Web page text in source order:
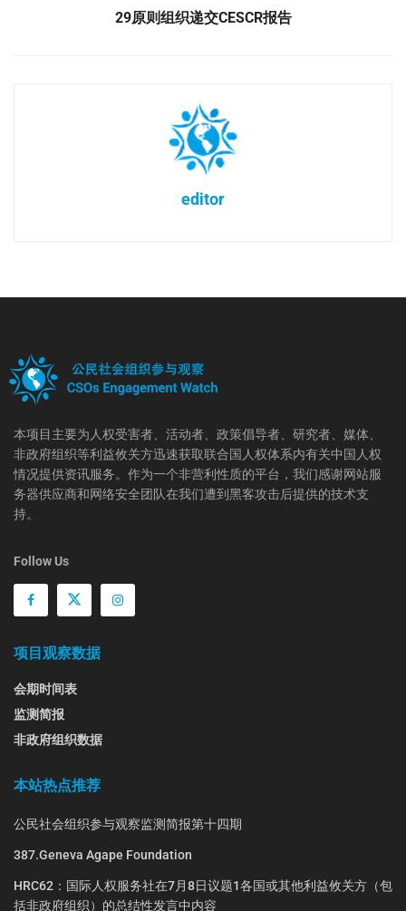
29原则组织递交CESCR报告
editor
本项目主要为人权受害者、活动者、政策倡导者、研究者、媒体、
非政府组织等利益攸关方迅速获取联合国人权体系内有关中国人权
情况提供资讯服务。作为一个非营利性质的平台，我们感谢网站服
务器供应商和网络安全团队在我们遭到黑客攻击后提供的技术支
持。
Follow Us
项目观察数据
会期时间表
监测简报
非政府组织数据
本站热点推荐
公民社会组织参与观察监测简报第十四期
387.Geneva Agape Foundation
HRC62：国际人权服务社在7月8日议题1各国或其他利益攸关方（包
括非政府组织）的总结性发言中内容